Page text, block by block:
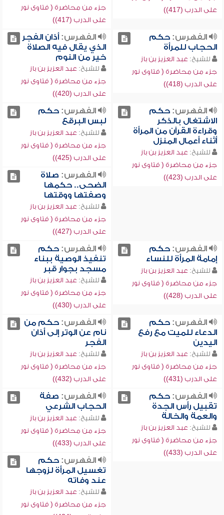
على الدرب (417))
جزء من محاضرة ( فتاوى نور
على الدرب (417))
الفهرس:حكم
الحجاب للمرأة
للشيخ: عبد العزيز بن باز
جزء من محاضرة ( فتاوى نور
على الدرب (418))
الفهرس:أذان الفجر
الذي يقال فيه الصلاة
خير من النوم
للشيخ: عبد العزيز بن باز
جزء من محاضرة ( فتاوى نور
على الدرب (420))
الفهرس:حكم
الاشتغال بالذكر
وقراءة القرآن من المرأة
أثناء أعمال المنزل
للشيخ: عبد العزيز بن باز
جزء من محاضرة ( فتاوى نور
على الدرب (423))
الفهرس:حكم
لبس البرقع
للشيخ: عبد العزيز بن باز
جزء من محاضرة ( فتاوى نور
على الدرب (425))
الفهرس: صلاة
الضحى.. حكمها
وصفتها ووقتها
للشيخ: عبد العزيز بن باز
جزء من محاضرة ( فتاوى نور
على الدرب (427))
الفهرس:حكم
إمامة المرأة للنساء
للشيخ: عبد العزيز بن باز
جزء من محاضرة ( فتاوى نور
على الدرب (428))
الفهرس:حكم
تنفيذ الوصية ببناء
مسجد بجوار قبر
للشيخ: عبد العزيز بن باز
جزء من محاضرة ( فتاوى نور
على الدرب (430))
الفهرس:حكم
الدعاء للميت مع رفع
اليدين
للشيخ: عبد العزيز بن باز
جزء من محاضرة ( فتاوى نور
على الدرب (431))
الفهرس:حكم من
نام عن الوتر إلى أذان
الفجر
للشيخ: عبد العزيز بن باز
جزء من محاضرة ( فتاوى نور
على الدرب (432))
الفهرس:حكم
تقبيل رأس الجدة
والعمة والخالة
للشيخ: عبد العزيز بن باز
جزء من محاضرة ( فتاوى نور
على الدرب (433))
الفهرس: صفة
الحجاب الشرعي
للشيخ: عبد العزيز بن باز
جزء من محاضرة ( فتاوى نور
على الدرب (433))
الفهرس:حكم
تغسيل المرأة لزوجها
عند وفاته
للشيخ: عبد العزيز بن باز
جزء من محاضرة ( فتاوى نور